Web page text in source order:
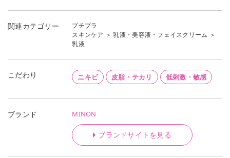
関連カテゴリー
プチプラ
スキンケア ＞乳液・美容液・フェイスクリーム ＞
乳液
こだわり ニキビ 皮脂・テカリ 低刺激・敏感
ブランド MINON
ブランドサイトを見る